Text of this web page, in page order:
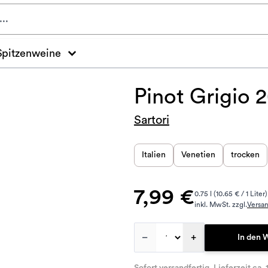
Pinot Grigio
Sartori
Italien Venetien trocken
7,99 €0.75 l (10.65 € / 1 Liter)
inkl. MwSt. zzgl.
– + In den